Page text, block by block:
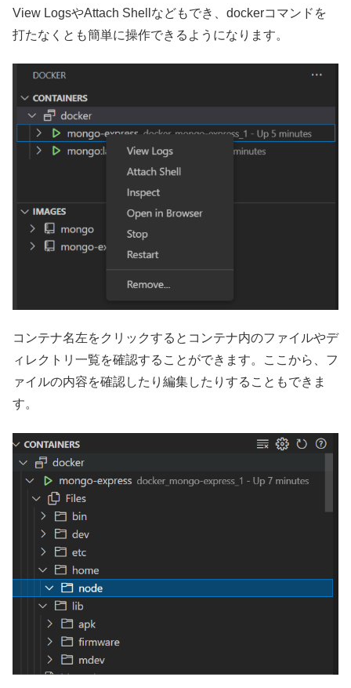
View LogsやAttach Shellなどもでき、dockerコマンドを
打たなくとも簡単に操作できるようになります。
コンテナ名左をクリックするとコンテナ内のファイルやデ
ィレクトリ一覧を確認することができます。ここから、フ
ァイルの内容を確認したり編集したりすることもできま
す。